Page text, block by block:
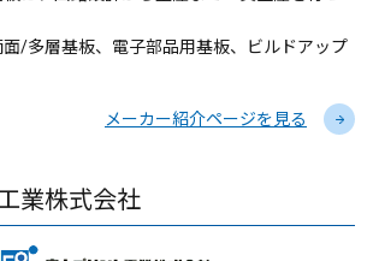
/多層基板、電子部品用基板、ビルドアップ
メーカー紹介ページを見る
業株式会社